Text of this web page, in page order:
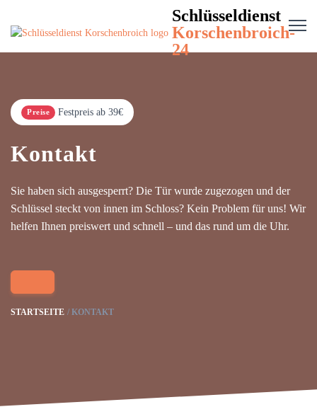
Schlüsseldienst
Korschenbroich-
24
Preise Festpreis ab 39€
Kontakt
Sie haben sich ausgesperrt? Die Tür wurde zugezogen und der
Schlüssel steckt von innen im Schloss? Kein Problem für uns! Wir
helfen Ihnen preiswert und schnell – und das rund um die Uhr.
STARTSEITE KONTAKT